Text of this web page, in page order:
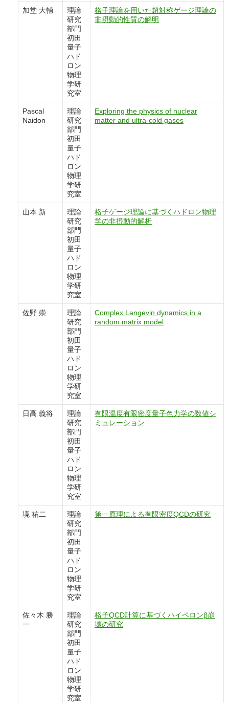
加堂 大輔
理論
研究
部門
初田
量子
ハド
ロン
物理
学研
究室
格子理論を用いた超対称ゲージ理論の
非摂動的性質の解明
Pascal
Naidon
理論
研究
部門
初田
量子
ハド
ロン
物理
学研
究室
Exploring the physics of nuclear
matter and ultra-cold gases
山本 新
理論
研究
部門
初田
量子
ハド
ロン
物理
学研
究室
格子ゲージ理論に基づくハドロン物理
学の非摂動的解析
佐野 崇
理論
研究
部門
初田
量子
ハド
ロン
物理
学研
究室
Complex Langevin dynamics in a
random matrix model
日高 義将
理論
研究
部門
初田
量子
ハド
ロン
物理
学研
究室
有限温度有限密度量子色力学の数値シ
ミュレーション
境 祐二
理論
研究
部門
初田
量子
ハド
ロン
物理
学研
究室
第一原理による有限密度QCDの研究
佐々木 勝
一
理論
研究
部門
初田
量子
ハド
ロン
物理
学研
究室
格子QCD計算に基づくハイペロンβ崩
壊の研究